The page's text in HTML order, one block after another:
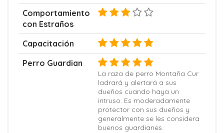
Comportamiento
con Estraños
Capacitación
Perro Guardian
La raza de perro Montaña Cur
ladrará y alertará a sus
dueños cuando haya un
intruso. Es moderadamente
protector con sus dueños y
generalmente se les considera
buenos guardianes.